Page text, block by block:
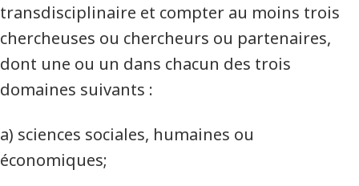
transdisciplinaire et compter au moins trois
chercheuses ou chercheurs ou partenaires,
dont une ou un dans chacun des trois
domaines suivants :
a) sciences sociales, humaines ou
économiques;